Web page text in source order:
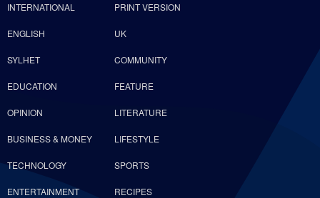
INTERNATIONAL PRINT VERSION
ENGLISH UK
SYLHET COMMUNITY
EDUCATION FEATURE
OPINION LITERATURE
BUSINESS & MONEY LIFESTYLE
TECHNOLOGY SPORTS
ENTERTAINMENT RECIPES